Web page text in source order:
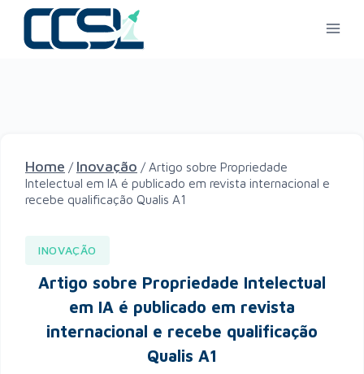
Home / Inovação / Artigo sobre Propriedade
Intelectual em IA é publicado em revista internacional e
recebe qualificação Qualis A1
INOVAÇÃO
Artigo sobre Propriedade Intelectual
em IA é publicado em revista
internacional e recebe qualificação
Qualis A1